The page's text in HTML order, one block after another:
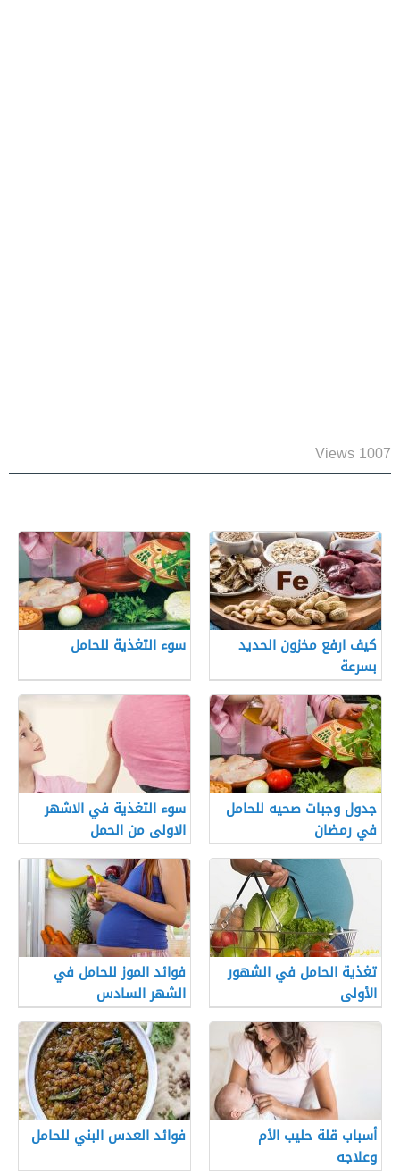
1007 Views
كيف ارفع مخزون الحديد
بسرعة
سوء التغذية للحامل
جدول وجبات صحيه للحامل
في رمضان
سوء التغذية في الاشهر
الاولى من الحمل
تغذية الحامل في الشهور
الأولى
فوائد الموز للحامل في
الشهر السادس
أسباب قلة حليب الأم
وعلاجه
فوائد العدس البني للحامل